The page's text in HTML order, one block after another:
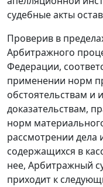
судебные акты
Проверив в
Арбитражного
Федерации,
применении норм
обстоятельствам и
доказательствам,
норм
рассмотрении дела
содержащихся в
нее, Арбитражный
приходит к